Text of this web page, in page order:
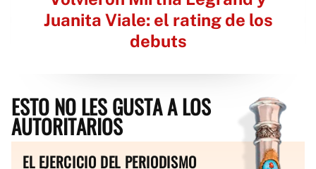
Juanita Viale: el rating de los
debuts
ESTO NO LES GUSTA A LOS
AUTORITARIOS
EL EJERCICIO DEL PERIODISMO